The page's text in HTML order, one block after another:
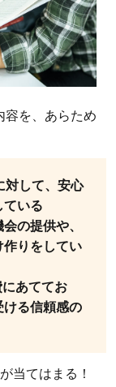
容を、あらため
対して、安心
ている
の提供や、
作りをしてい
にあててお
ける信頼感の
当てはまる！